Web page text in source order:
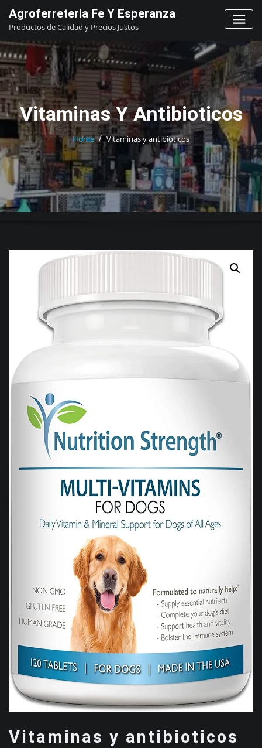
content
Agroferreteria Fe Y Esperanza
Productos de Calidad y Precios Justos
Vitaminas Y Antibioticos
Home Vitaminas y antibioticos
Vitaminas y antibioticos